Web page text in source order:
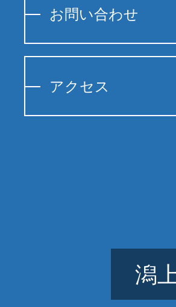
お問い合わせ
アクセス
潟